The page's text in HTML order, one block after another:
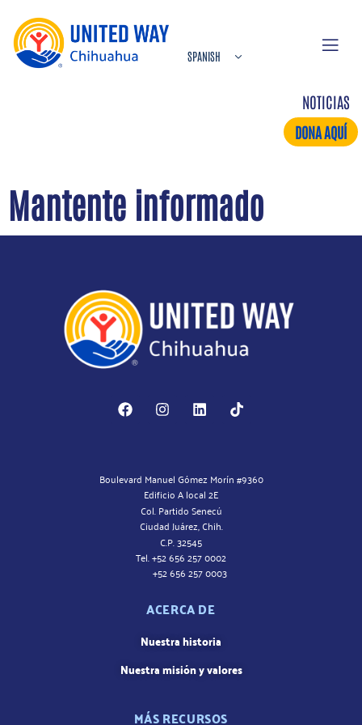
NOTICIAS
DONA AQUÍ
Mantente informado
Boulevard Manuel Gómez Morín #9360
Edificio A local 2E
Col. Partido Senecú
Ciudad Juárez, Chih.
C.P. 32545
Tel. +52 656 257 0002
+52 656 257 0003
ACERCA DE
Nuestra historia
Nuestra misión y valores
MÁS RECURSOS